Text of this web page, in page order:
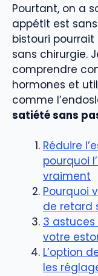
Pourtant, on a
appétit est
bistouri
sans chirurgie.
comprendre
hormones et
comme
satiété sans
Réduire
pourquoi
vraiment
Pourquoi
de retard
3
votre
L’option
les